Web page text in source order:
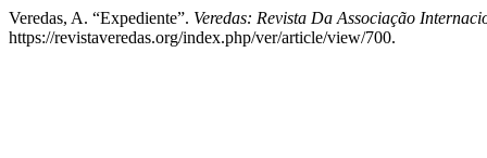
Veredas, A. “Expediente”. Veredas: Revista Da Associação
https://revistaveredas.org/index.php/ver/article/view/700.